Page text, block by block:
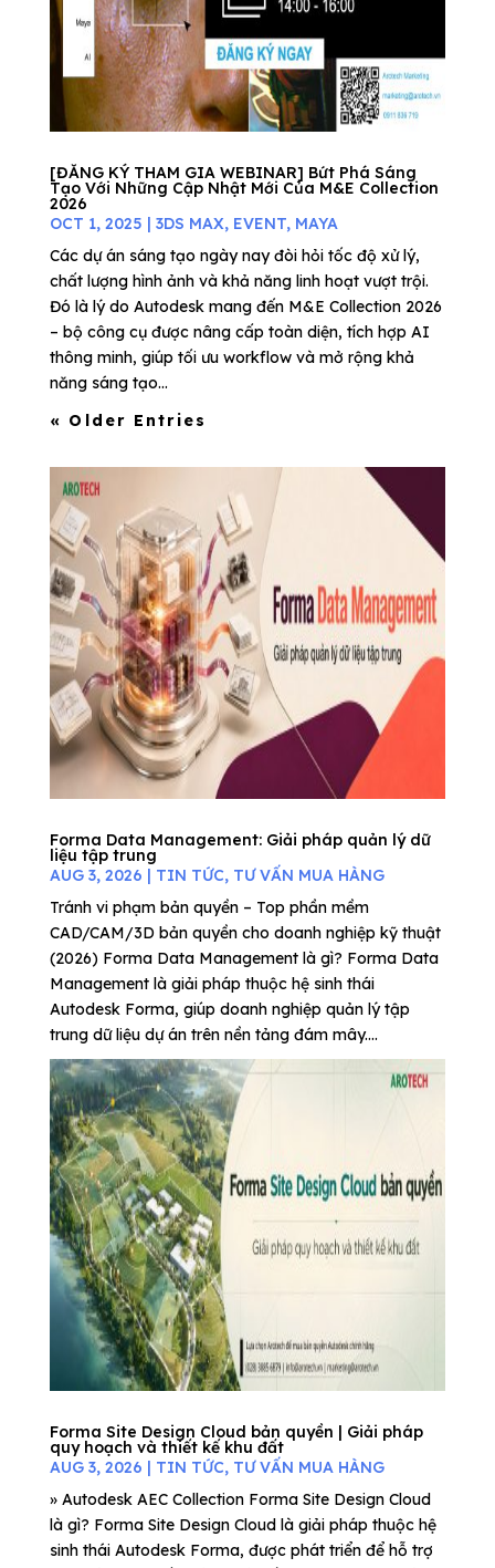
[ĐĂNG KÝ THAM GIA WEBINAR] Bứt Phá Sáng
Tạo Với Những Cập Nhật Mới Của M&E Collection
2026
OCT 1, 2025 | 3DS MAX, EVENT, MAYA
Các dự án sáng tạo ngày nay đòi hỏi tốc độ xử lý,
chất lượng hình ảnh và khả năng linh hoạt vượt trội.
Đó là lý do Autodesk mang đến M&E Collection 2026
– bộ công cụ được nâng cấp toàn diện, tích hợp AI
thông minh, giúp tối ưu workflow và mở rộng khả
năng sáng tạo...
« Older Entries
Forma Data Management: Giải pháp quản lý dữ
liệu tập trung
AUG 3, 2026 | TIN TỨC, TƯ VẤN MUA HÀNG
Tránh vi phạm bản quyền – Top phần mềm
CAD/CAM/3D bản quyền cho doanh nghiệp kỹ thuật
(2026) Forma Data Management là gì? Forma Data
Management là giải pháp thuộc hệ sinh thái
Autodesk Forma, giúp doanh nghiệp quản lý tập
trung dữ liệu dự án trên nền tảng đám mây....
Forma Site Design Cloud bản quyền | Giải pháp
quy hoạch và thiết kế khu đất
AUG 3, 2026 | TIN TỨC, TƯ VẤN MUA HÀNG
» Autodesk AEC Collection Forma Site Design Cloud
là gì? Forma Site Design Cloud là giải pháp thuộc hệ
sinh thái Autodesk Forma, được phát triển để hỗ trợ